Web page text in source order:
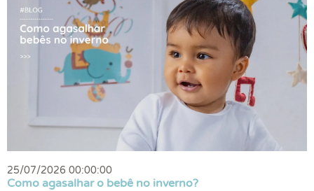
25/07/2026 00:00:00
Como agasalhar o bebê no inverno?